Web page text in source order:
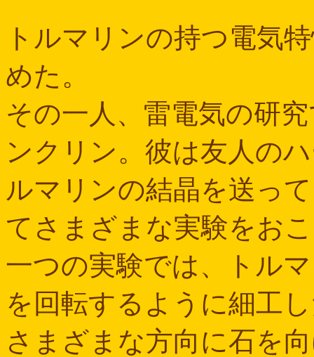
トルマリンの持つ電気
めた。
その一人、雷電気の研
ンクリン。彼は友人の
ルマリンの結晶を送っ
てさまざまな実験をお
一つの実験では、トル
を回転するように細工
さまざまな方向に石を